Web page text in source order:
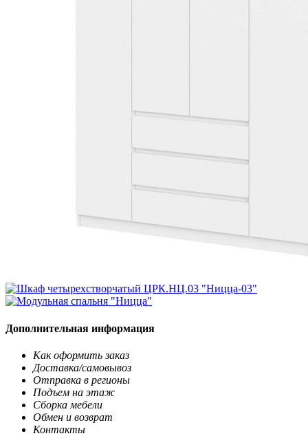
Дополнительная информация
Как оформить заказ
Доставка/самовывоз
Отправка в регионы
Подъем на этаж
Сборка мебели
Обмен и возврат
Контакты